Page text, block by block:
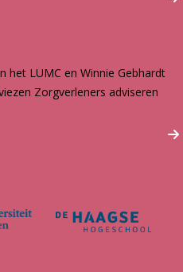
het LUMC en Winnie Gebhardt
Zorgverleners adviseren